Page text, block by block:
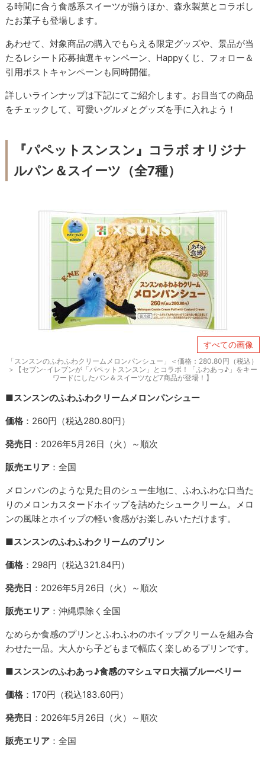
る時間に合う食感系スイーツが揃うほか、森永製菓とコラボし
たお菓子も登場します。
あわせて、対象商品の購入でもらえる限定グッズや、景品が当
たるレシート応募抽選キャンペーン、Happyくじ、フォロー＆
引用ポストキャンペーンも同時開催。
詳しいラインナップは下記にてご紹介します。お目当ての商品
をチェックして、可愛いグルメとグッズを手に入れよう！
『パペットスンスン』コラボ オリジナ
ルパン＆スイーツ（全7種）
すべての画像
「スンスンのふわふわクリームメロンパンシュー」＜価格：280.80円（税込）
＞【セブン-イレブンが「パペットスンスン」とコラボ！「ふわあっ♪」をキー
ワードにしたパン＆スイーツなど7商品が登場！】
■スンスンのふわふわクリームメロンパンシュー
価格 ：260円（税込280.80円）
発売日 ：2026年5月26日（火）～順次
販売エリア ：全国
メロンパンのような見た目のシュー生地に、ふわふわな口当た
りのメロンカスタードホイップを詰めたシュークリーム。メロ
ンの風味とホイップの軽い食感がお楽しみいただけます。
■スンスンのふわふわクリームのプリン
価格 ：298円（税込321.84円）
発売日 ：2026年5月26日（火）～順次
販売エリア ：沖縄県除く全国
なめらか食感のプリンとふわふわのホイップクリームを組み合
わせた一品。大人から子どもまで幅広く楽しめるプリンです。
■スンスンのふわあっ♪食感のマシュマロ大福ブルーベリー
価格 ：170円（税込183.60円）
発売日 ：2026年5月26日（火）～順次
販売エリア ：全国